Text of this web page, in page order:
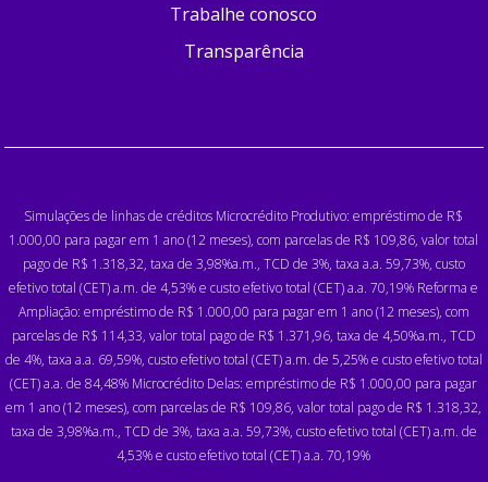
Trabalhe conosco
Transparência
Simulações de linhas de créditos Microcrédito Produtivo: empréstimo de R$
1.000,00 para pagar em 1 ano (12 meses), com parcelas de R$ 109,86, valor total
pago de R$ 1.318,32, taxa de 3,98%a.m., TCD de 3%, taxa a.a. 59,73%, custo
efetivo total (CET) a.m. de 4,53% e custo efetivo total (CET) a.a. 70,19% Reforma e
Ampliação: empréstimo de R$ 1.000,00 para pagar em 1 ano (12 meses), com
parcelas de R$ 114,33, valor total pago de R$ 1.371,96, taxa de 4,50%a.m., TCD
de 4%, taxa a.a. 69,59%, custo efetivo total (CET) a.m. de 5,25% e custo efetivo total
(CET) a.a. de 84,48% Microcrédito Delas: empréstimo de R$ 1.000,00 para pagar
em 1 ano (12 meses), com parcelas de R$ 109,86, valor total pago de R$ 1.318,32,
taxa de 3,98%a.m., TCD de 3%, taxa a.a. 59,73%, custo efetivo total (CET) a.m. de
4,53% e custo efetivo total (CET) a.a. 70,19%